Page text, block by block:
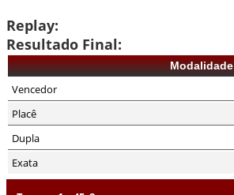
Replay:
Resultado Final:
Modalidade
Vencedor
Placê
Dupla
Exata